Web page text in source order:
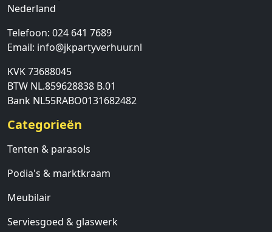
Nederland
Telefoon: 024 641 7689
Email: info@jkpartyverhuur.nl
KVK 73688045
BTW NL.859628838 B.01
Bank NL55RABO0131682482
Categorieën
Tenten & parasols
Podia's & marktkraam
Meubilair
Serviesgoed & glaswerk